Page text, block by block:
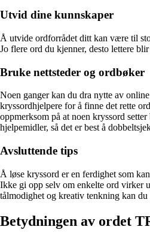
Utvid dine kunnskaper
Å utvide ordforrådet ditt kan være til
Jo flere ord du kjenner, desto lettere
Bruke nettsteder og ordbøker
Noen ganger kan du dra nytte av
kryssordhjelpere for å finne det rette
oppmerksom på at noen kryssord
hjelpemidler, så det er best å
Avsluttende tips
Å løse kryssord er en ferdighet som
Ikke gi opp selv om enkelte ord virker
tålmodighet og kreativ tenkning kan du
Betydningen av ordet